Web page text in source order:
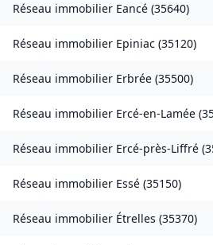
Réseau immobilier Eancé (35640)
Réseau immobilier Epiniac (35120)
Réseau immobilier Erbrée (35500)
Réseau immobilier Ercé-en-Lamée (
Réseau immobilier Ercé-près-Liffré (
Réseau immobilier Essé (35150)
Réseau immobilier Étrelles (35370)